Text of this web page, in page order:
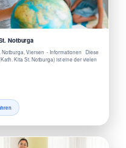
Notburga
Notburga, Viersen - Informationen Diese
Kita St. Notburga) ist eine der vielen